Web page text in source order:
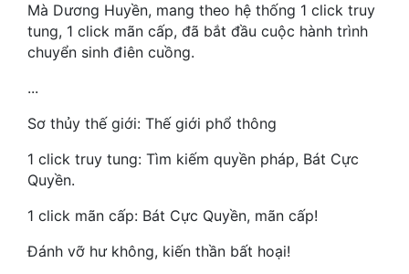
Học Đường
Khoa Huyễn
Khoa Huyễn Không Gian
Kinh Dị
Kiếm Hiệp
Mà Dương Huyền, mang theo hệ thống 1 click truy
tung, 1 click mãn cấp, đã bắt đầu cuộc hành trình
chuyển sinh điên cuồng.
...
Sơ thủy thế giới: Thế giới phổ thông
1 click truy tung: Tìm kiếm quyền pháp, Bát Cực
Quyền.
1 click mãn cấp: Bát Cực Quyền, mãn cấp!
Đánh vỡ hư không, kiến thần bất hoại!